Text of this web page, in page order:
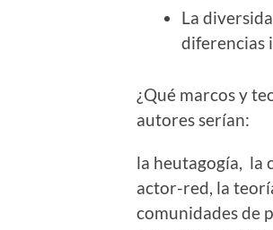
La
diferencias
¿Qué marcos y
autores serían:
la heutagogía, la
actor-red, la
comunidades de